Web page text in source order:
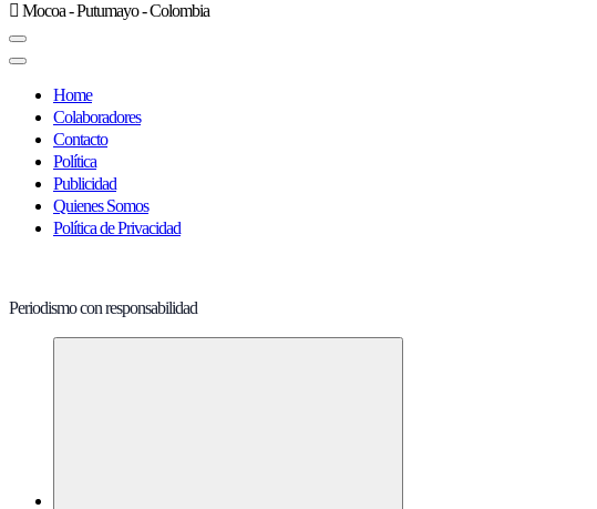
Mocoa - Putumayo - Colombia
Home
Colaboradores
Contacto
Política
Publicidad
Quienes Somos
Política de Privacidad
Periodismo con responsabilidad